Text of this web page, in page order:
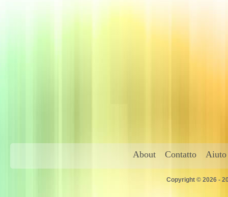
About Contatto Aiuto
Copyright © 2026 -